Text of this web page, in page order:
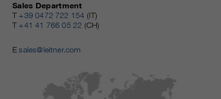
Sales Department
T +39 0472 722 154 (IT)
T +41 41 766 05 22 (CH)
Esales@leitner.com